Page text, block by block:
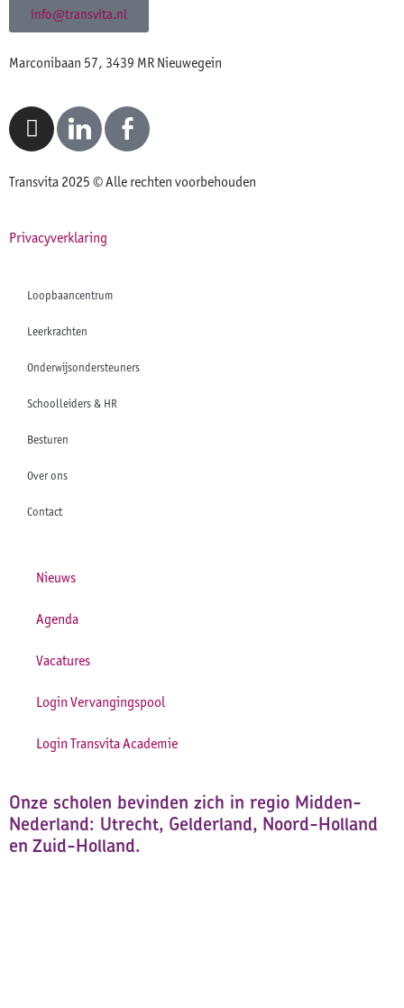
info@transvita.nl
Marconibaan 57, 3439 MR Nieuwegein
Transvita 2025 © Alle rechten voorbehouden
Privacyverklaring
Loopbaancentrum
Leerkrachten
Onderwijsondersteuners
Schoolleiders & HR
Besturen
Over ons
Contact
Nieuws
Agenda
Vacatures
Login Vervangingspool
Login Transvita Academie
Onze scholen bevinden zich in regio Midden-
Nederland: Utrecht, Gelderland, Noord-Holland
en Zuid-Holland.